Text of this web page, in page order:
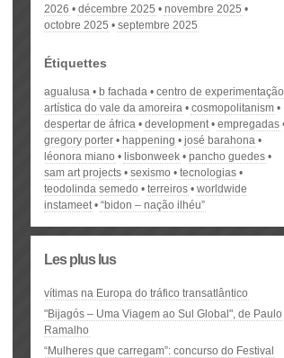
2026
décembre 2025
novembre 2025
octobre 2025
septembre 2025
Étiquettes
agualusa b fachada
centro de experimentação
artística do vale da amoreira
cosmopolitanism
despertar de áfrica
development
empregadas
gregory porter
happening
josé barahona
léonora miano
lisbonweek
pancho guedes
sam art projects
sexismo
tecnologias
teodolinda semedo
terreiros
worldwide
instameet
“bidon – nação ilhéu”
Les plus lus
vítimas na Europa do tráfico transatlântico
"Bijagós – Uma Viagem ao Sul Global", de Paulo
Ramalho
“Mulheres que carregam”: concurso do Festival